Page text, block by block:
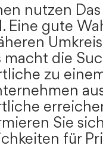
nutzen
Eine gute
die
zu
Sie
für